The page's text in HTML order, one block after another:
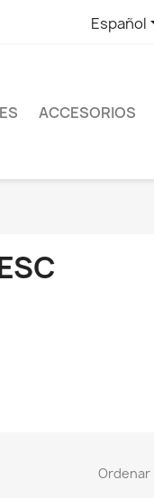
Español
ACCESORIOS
Ordenar